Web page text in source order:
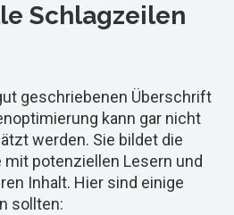
Schlagzeilen
geschriebenen Überschrift
kann gar nicht
werden. Sie bildet die
potenziellen Lesern und
Inhalt. Hier sind einige
sollten: